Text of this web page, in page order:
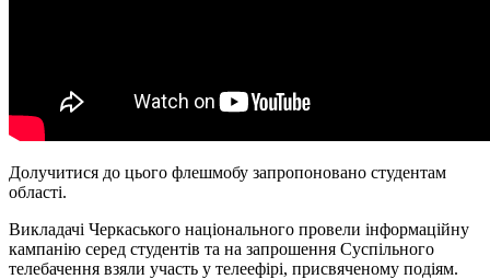
Долучитися до цього флешмобу запропоновано студентам
області.
Викладачі Черкаського національного провели інформаційну
кампанію серед студентів та на запрошення Суспільного
телебачення взяли участь у телеефірі, присвяченому подіям.